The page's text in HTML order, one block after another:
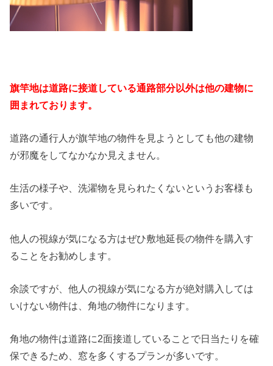
旗竿地は道路に接道している通路部分以外は他の建物に
囲まれております。
道路の通行人が旗竿地の物件を見ようとしても他の建物
が邪魔をしてなかなか見えません。
生活の様子や、洗濯物を見られたくないというお客様も
多いです。
他人の視線が気になる方はぜひ敷地延長の物件を購入す
ることをお勧めします。
余談ですが、他人の視線が気になる方が絶対購入しては
いけない物件は、角地の物件になります。
角地の物件は道路に2面接道していることで日当たりを確
保できるため、窓を多くするプランが多いです。